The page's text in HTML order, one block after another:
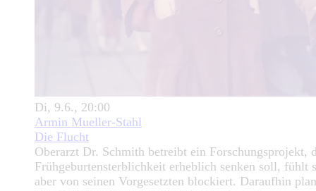
Di, 9.6., 20:00
Armin Mueller-Stahl
Die Flucht
Oberarzt Dr. Schmith betreibt ein Forschungsprojekt,
Frühgeburtensterblichkeit erheblich senken soll, fühlt
aber von seinen Vorgesetzten blockiert. Daraufhin